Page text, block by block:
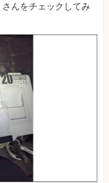
んをチェックしてみ